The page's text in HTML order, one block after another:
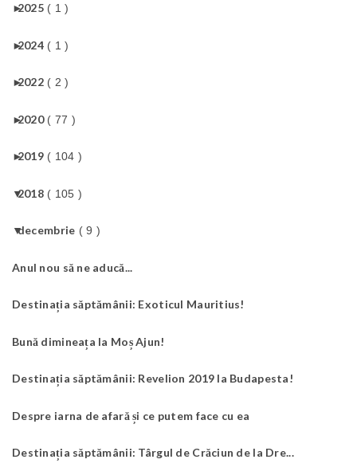
►
2025 ( 1 )
►
2024 ( 1 )
►
2022 ( 2 )
►
2020 ( 77 )
►
2019 ( 104 )
▼
2018 ( 105 )
▼
decembrie ( 9 )
Anul nou să ne aducă...
Destinația săptămânii: Exoticul Mauritius!
Bună dimineața la Moș Ajun!
Destinația săptămânii: Revelion 2019 la Budapesta!
Despre iarna de afară și ce putem face cu ea
Destinația săptămânii: Târgul de Crăciun de la Dre...